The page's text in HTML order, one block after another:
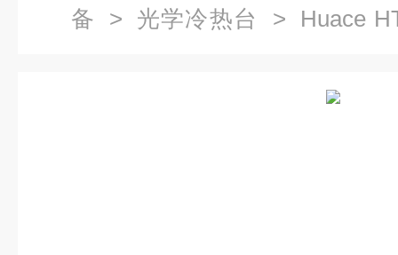
备 > 光学冷热台
> Huace